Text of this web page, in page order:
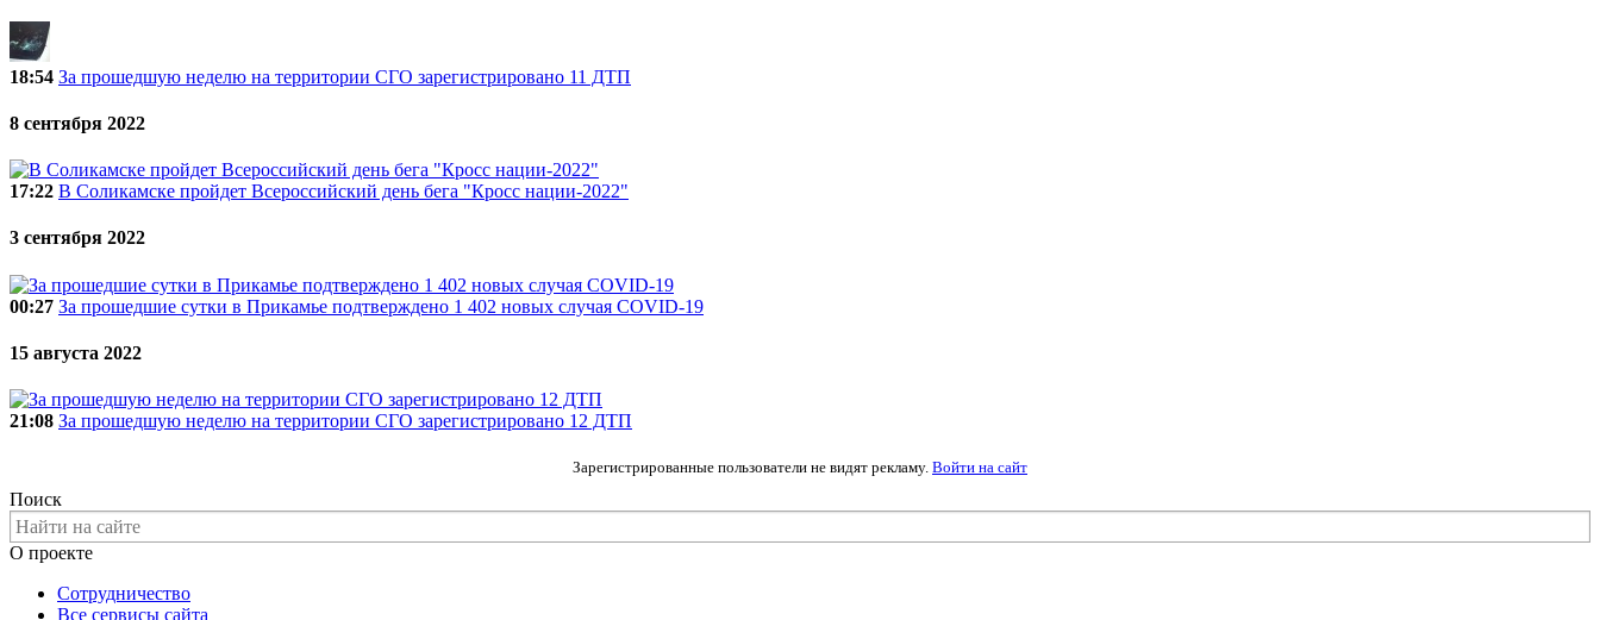
18:54 За прошедшую неделю на территории СГО зарегистрировано 11 ДТП
8 сентября 2022
17:22 В Соликамске пройдет Всероссийский день бега "Кросс нации-2022"
3 сентября 2022
00:27 За прошедшие сутки в Прикамье подтверждено 1 402 новых случая COVID-19
15 августа 2022
21:08 За прошедшую неделю на территории СГО зарегистрировано 12 ДТП
Зарегистрированные пользователи не видят рекламу. Войти на сайт
Поиск
О проекте
Сотрудничество
Все сервисы сайта